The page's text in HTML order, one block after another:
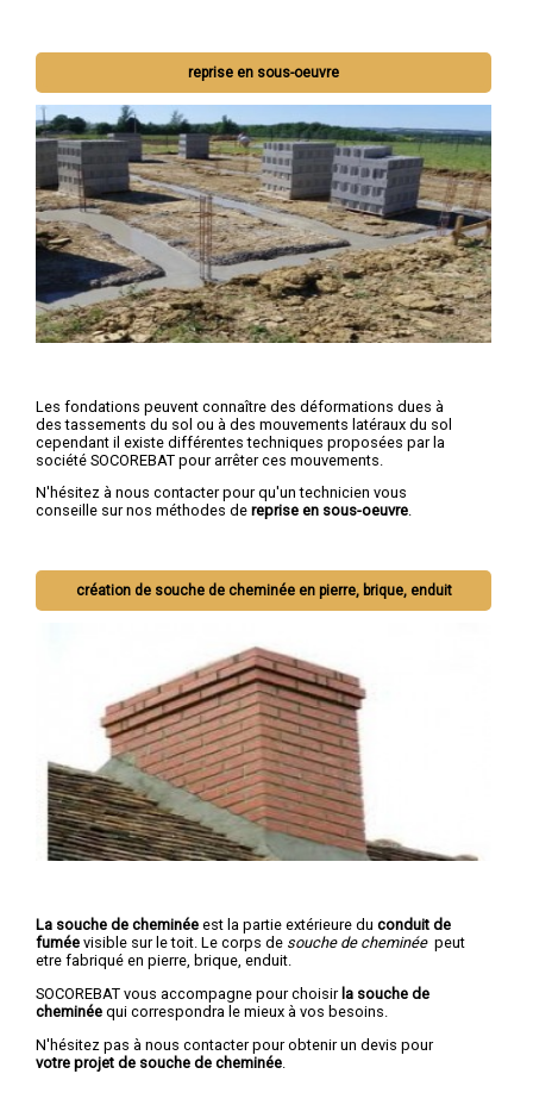
reprise en sous-oeuvre
Les fondations peuvent connaître des déformations dues à
des tassements du sol ou à des mouvements latéraux du sol
cependant il existe différentes techniques proposées par la
société SOCOREBAT pour arrêter ces mouvements.
N'hésitez à nous contacter pour qu'un technicien vous
conseille sur nos méthodes de reprise en sous-oeuvre.
création de souche de cheminée en pierre, brique, enduit
La souche de cheminée est la partie extérieure du conduit de
fumée visible sur le toit. Le corps de souche de cheminéepeut
etre fabriqué en pierre, brique, enduit.
SOCOREBAT vous accompagne pour choisir la souche de
cheminée qui correspondra le mieux à vos besoins.
N'hésitez pas à nous contacter pour obtenir un devis pour
votre projet de souche de cheminée